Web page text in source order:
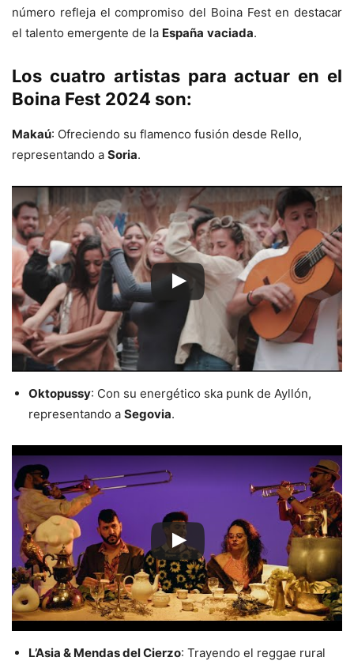
número refleja el compromiso del Boina Fest en destacar
el talento emergente de la España vaciada.
Los cuatro artistas para actuar en el
Boina Fest 2024 son:
Makaú: Ofreciendo su flamenco fusión desde Rello,
representando a Soria.
Oktopussy: Con su energético ska punk de Ayllón,
representando a Segovia.
L’Asia & Mendas del Cierzo: Trayendo el reggae rural